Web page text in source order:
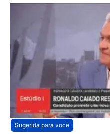
Sugerida para você